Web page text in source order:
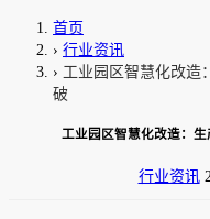
首页
› 行业资讯
› 工业园区智慧化改造
破
工业园区智慧化改造：
行业资讯